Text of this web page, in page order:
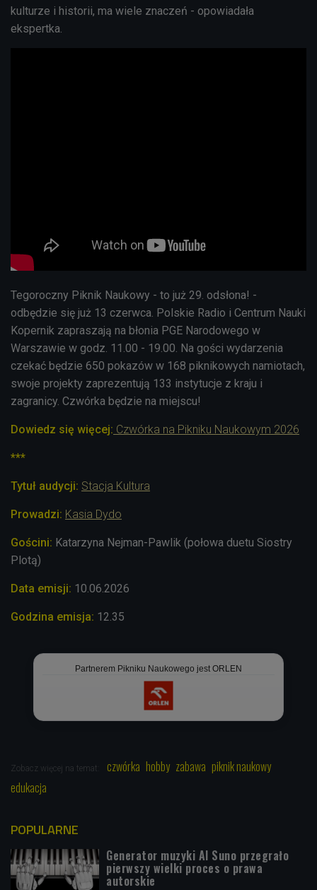
kulturze i historii, ma wiele znaczeń - opowiadała
ekspertka.
Tegoroczny Piknik Naukowy - to już 29. odsłona! -
odbędzie się już 13 czerwca. Polskie Radio i Centrum Nauki
Kopernik zapraszają na błonia PGE Narodowego w
Warszawie w godz. 11.00 - 19.00. Na gości wydarzenia
czekać będzie 650 pokazów w 168 piknikowych namiotach,
swoje projekty zaprezentują 133 instytucje z kraju i
zagranicy. Czwórka będzie na miejscu!
Dowiedz się więcej: Czwórka na Pikniku Naukowym 2026
***
Tytuł audycji: Stacja Kultura
Prowadzi: Kasia Dydo
Gościni: Katarzyna Nejman-Pawlik (połowa duetu Siostry
Plotą)
Data emisji: 10.06. 2026
Godzina emisja: 12.35
Partnerem Pikniku Naukowego jest ORLEN
Zobacz więcej na temat: czwórka hobby zabawa piknik naukowy
edukacja
POPULARNE
Generator muzyki AI Suno przegrało
pierwszy wielki proces o prawa
autorskie